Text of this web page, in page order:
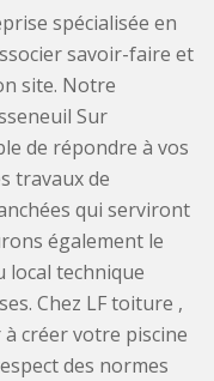
spécialisée en
savoir-faire et
site. Notre
Sur
de répondre à vos
travaux de
qui serviront
également le
local technique
Chez LF toiture ,
créer votre piscine
des normes